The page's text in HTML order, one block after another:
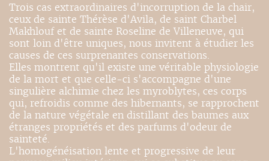
Trois cas extraordinaires d'incorruption de la chair,
ceux de sainte Thérèse d'Avila, de saint Charbel
Makhlouf et de sainte Roseline de Villeneuve, qui
sont loin d'être uniques, nous invitent à étudier les
causes de ces surprenantes conservations.
Elles montrent qu'il existe une véritable physiologie
de la mort et que celle-ci s'accompagne d'une
singulière alchimie chez les myroblytes, ces corps
qui, refroidis comme des hibernants, se rapprochent
de la nature végétale en distillant des baumes aux
étranges propriétés et des parfums d'odeur de
sainteté.
L'homogénéisation lente et progressive de leur